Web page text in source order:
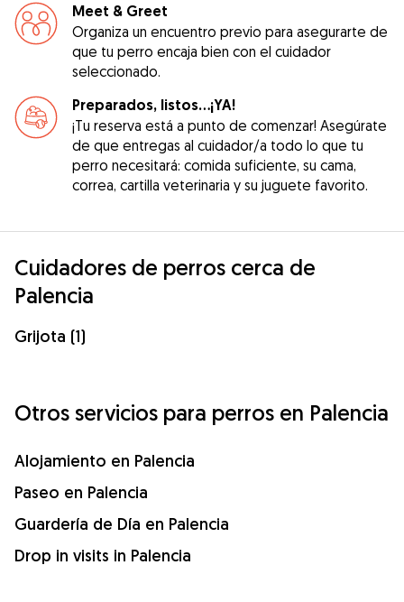
Meet & Greet
Organiza un encuentro previo para asegurarte de
que tu perro encaja bien con el cuidador
seleccionado.
Preparados, listos...¡YA!
¡Tu reserva está a punto de comenzar! Asegúrate
de que entregas al cuidador/a todo lo que tu
perro necesitará: comida suficiente, su cama,
correa, cartilla veterinaria y su juguete favorito.
Cuidadores de perros cerca de
Palencia
Grijota (1)
Otros servicios para perros en Palencia
Alojamiento en Palencia
Paseo en Palencia
Guardería de Día en Palencia
Drop in visits in Palencia